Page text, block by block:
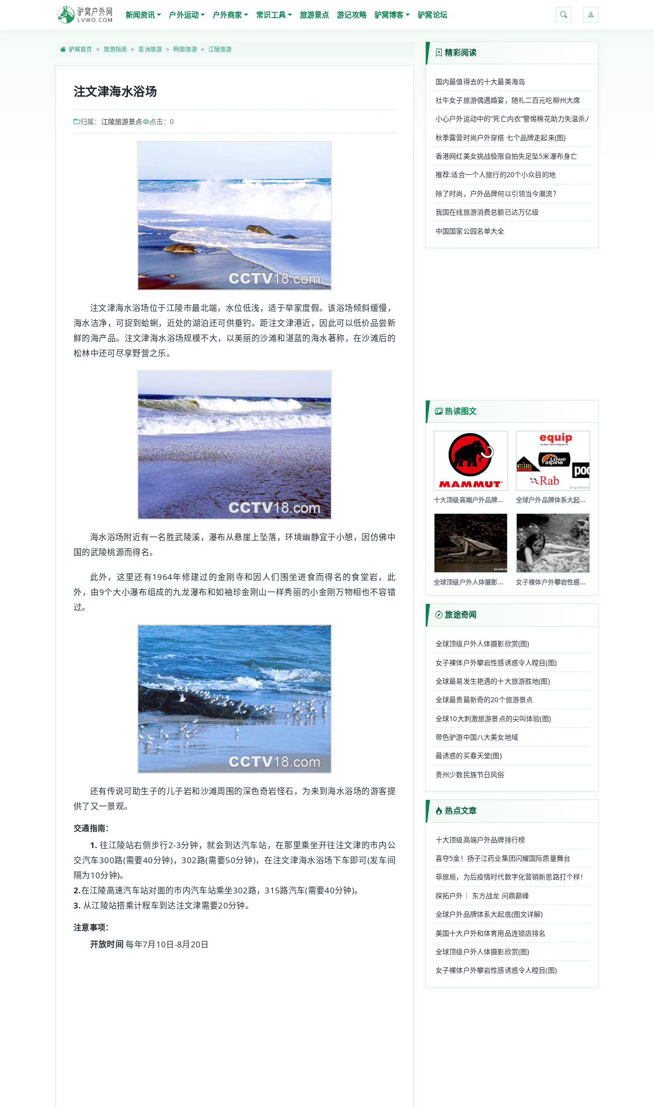
新闻资讯 户外运动 户外商家 常识工具 旅游景点 游记攻略 驴窝博客 驴窝论坛
搜索
驴窝首页 旅游指南 亚洲旅游 韩国旅游 江陵旅游
注文津海水浴场
归属： 江陵旅游景点 点击：0
注文津海水浴场位于江陵市最北端，水位低浅，适于举家度假。该浴场倾斜缓慢，
海水洁净，可捉到蛤蜊，近处的湖泊还可供垂钓。距注文津港近，因此可以低价品尝新
鲜的海产品。注文津海水浴场规模不大，以美丽的沙滩和湛蓝的海水著称，在沙滩后的
松林中还可尽享野营之乐。
海水浴场附近有一名胜武陵溪，瀑布从悬崖上坠落，环境幽静宜于小憩，因仿佛中
国的武陵桃源而得名。
此外，这里还有1964年修建过的金刚寺和因人们围坐进食而得名的食堂岩，此
外，由9个大小瀑布组成的九龙瀑布和如袖珍金刚山一样秀丽的小金刚万物相也不容错
过。
还有传说可助生子的儿子岩和沙滩周围的深色奇岩怪石，为来到海水浴场的游客提
供了又一景观。
交通指南：
1. 往江陵站右侧步行2-3分钟，就会到达汽车站，在那里乘坐开往注文津的市内公
交汽车300路(需要40分钟)，302路(需要50分钟)，在注文津海水浴场下车即可(发车间
隔为10分钟)。
2.在江陵高速汽车站对面的市内汽车站乘坐302路，315路汽车(需要40分钟)。
3. 从江陵站搭乘计程车到达注文津需要20分钟。
注意事项：
开放时间 每年7月10日-8月20日
精彩阅读
国内最值得去的十大最美海岛
社牛女子旅游偶遇婚宴，随礼二百元吃柳州大席
小心户外运动中的“死亡内衣”警惕棉花助力失温杀人
秋季露营时尚户外穿搭 七个品牌走起来(图)
香港网红美女挑战极限自拍失足坠5米瀑布身亡
推荐:适合一个人旅行的20个小众目的地
除了时尚，户外品牌何以引领当今潮流？
我国在线旅游消费总额已达万亿级
中国国家公园名单大全
热读图文
十大顶级高端户外品牌排行榜 全球户外品牌体系大起底(图文详解)
全球顶级户外人体摄影欣赏(图) 女子裸体户外攀岩性感诱惑令人瞠目(图...
旅途奇闻
全球顶级户外人体摄影欣赏(图)
女子裸体户外攀岩性感诱惑令人瞠目(图)
全球最易发生艳遇的十大旅游胜地(图)
全球最贵最新奇的20个旅游景点
全球10大刺激旅游景点的尖叫体验(图)
带色驴游中国八大美女地域
最诱惑的买春天堂(图)
贵州少数民族节日风俗
热点文章
十大顶级高端户外品牌排行榜
喜夺5金！扬子江药业集团闪耀国际质量舞台
菲旅局，为后疫情时代数字化营销新思路打个样！
探拓户外｜ 东方战龙 问鼎巅峰
全球户外品牌体系大起底(图文详解)
美国十大户外和体育用品连锁店排名
全球顶级户外人体摄影欣赏(图)
女子裸体户外攀岩性感诱惑令人瞠目(图)